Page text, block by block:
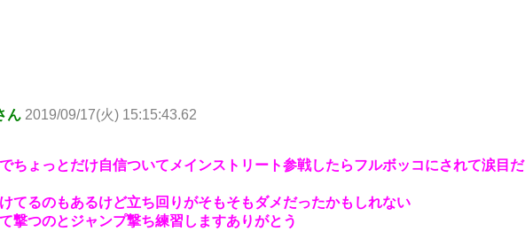
ん 2019/09/17(火) 15:15:43.62
ちょっとだけ自信ついてメインストリート参戦したらフルボッコにされて涙目だ
てるのもあるけど立ち回りがそもそもダメだったかもしれない
撃つのとジャンプ撃ち練習しますありがとう